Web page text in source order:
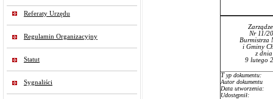
Referaty Urzędu
Regulamin Organizacyjny
Statut
Sygnaliści
Nr 11/
Burmistrza
i Gminy
z
9 lutego
Typ dokumentu:
Autor dokumentu
Data utworzenia:
Udostępnił: